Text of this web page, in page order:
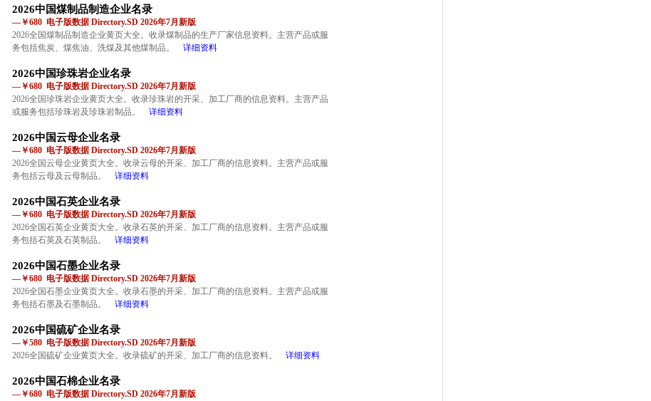
2026中国煤制品制造企业名录
—￥680 电子版数据 Directory.SD 2026年7月新版
2026全国煤制品制造企业黄页大全。收录煤制品的生产厂家信息资料。主营产品或服
务包括焦炭、煤焦油、洗煤及其他煤制品。
详细资料
2026中国珍珠岩企业名录
—￥680 电子版数据 Directory.SD 2026年7月新版
2026全国珍珠岩企业黄页大全。收录珍珠岩的开采、加工厂商的信息资料。主营产品
或服务包括珍珠岩及珍珠岩制品。
详细资料
2026中国云母企业名录
—￥680 电子版数据 Directory.SD 2026年7月新版
2026全国云母企业黄页大全。收录云母的开采、加工厂商的信息资料。主营产品或服
务包括云母及云母制品。
详细资料
2026中国石英企业名录
—￥680 电子版数据 Directory.SD 2026年7月新版
2026全国石英企业黄页大全。收录石英的开采、加工厂商的信息资料。主营产品或服
务包括石英及石英制品。
详细资料
2026中国石墨企业名录
—￥680 电子版数据 Directory.SD 2026年7月新版
2026全国石墨企业黄页大全。收录石墨的开采、加工厂商的信息资料。主营产品或服
务包括石墨及石墨制品。
详细资料
2026中国硫矿企业名录
—￥580 电子版数据 Directory.SD 2026年7月新版
2026全国硫矿企业黄页大全。收录硫矿的开采、加工厂商的信息资料。
详细资料
2026中国石棉企业名录
—￥680 电子版数据 Directory.SD 2026年7月新版